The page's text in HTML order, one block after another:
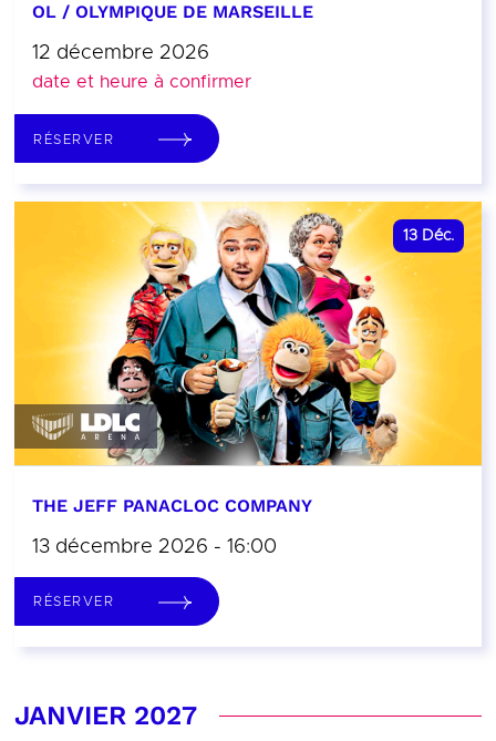
OL / OLYMPIQUE DE MARSEILLE
12 décembre 2026
date et heure à confirmer
RÉSERVER
13 Déc.
THE JEFF PANACLOC COMPANY
13 décembre 2026 - 16:00
RÉSERVER
JANVIER 2027